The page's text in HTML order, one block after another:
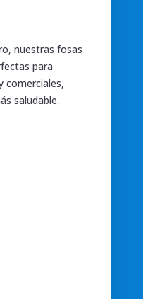
nuestras fosas
para
comerciales,
saludable.